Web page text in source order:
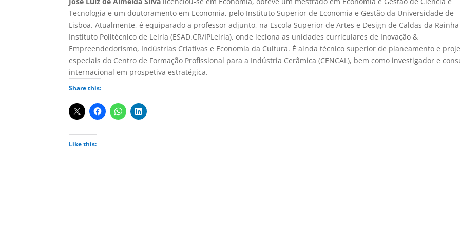
Tecnologia e um doutoramento em Economia, pelo Instituto Superior de Economia e Gestão da Universidade de
Lisboa. Atualmente, é equiparado a professor adjunto, na Escola Superior de Artes e Design de Caldas da
Instituto Politécnico de Leiria (ESAD.CR/IPLeiria), onde leciona as unidades curriculares de Inovação &
Empreendedorismo, Indústrias Criativas e Economia da Cultura. É ainda técnico superior de planeamento e
especiais do Centro de Formação Profissional para a Indústria Cerâmica (CENCAL), bem como investigador e
internacional em prospetiva estratégica.
Share this:
Like this: